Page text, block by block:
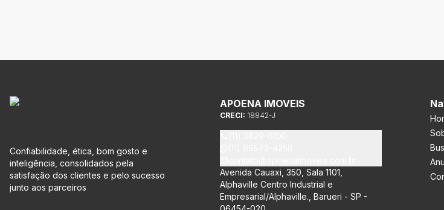
Confiabilidade, ética, bom gosto e
inteligência, consolidados pela
satisfação dos clientes e pelo sucesso
junto aos parceiros
APOENA IMOVEIS
CRECI: 18842-J
Avenida Cauaxi, 350, Sala 1101,
Alphaville Centro Industrial e
Empresarial/Alphaville., Barueri - SP -